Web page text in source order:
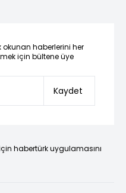
okunan haberlerini her
için bültene üye
Kaydet
habertürk uygulamasını